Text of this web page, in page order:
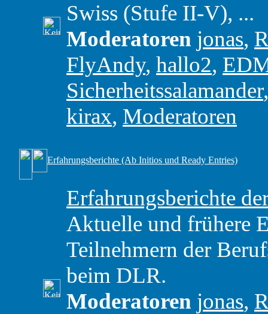
Swiss (Stufe II-V), ...
Moderatoren jonas,
FlyAndy, hallo2,
Sicherheitssalamander
kirax, Moderatoren
Erfahrungsberichte (Ab Initios und Ready Entries)
Erfahrungsberichte
Aktuelle und frühere
Teilnehmern der
beim DLR.
Moderatoren jonas,